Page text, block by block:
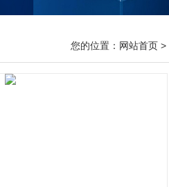
您的位置： 网站首页 >